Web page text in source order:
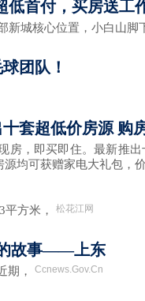
低首付，买房送工
新城核心位置，小白山脚
团队！
套超低价房源 购
房，即买即住。最新推
均可获赠家电大礼包，
平方米， 松花江网
故事——上东
， Ccnews.Gov.Cn